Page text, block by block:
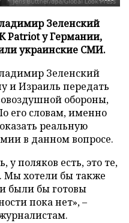
Зеленский
Patriot у Германии,
украинские СМИ.
Зеленский
и Израиль передать
обороны,
его словам, именно
реальную
в данном вопросе.
у поляков есть, это те,
Мы хотели бы также
были бы готовы
пока нет», –